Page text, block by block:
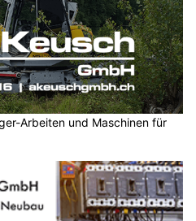
Arbeiten und Maschinen für